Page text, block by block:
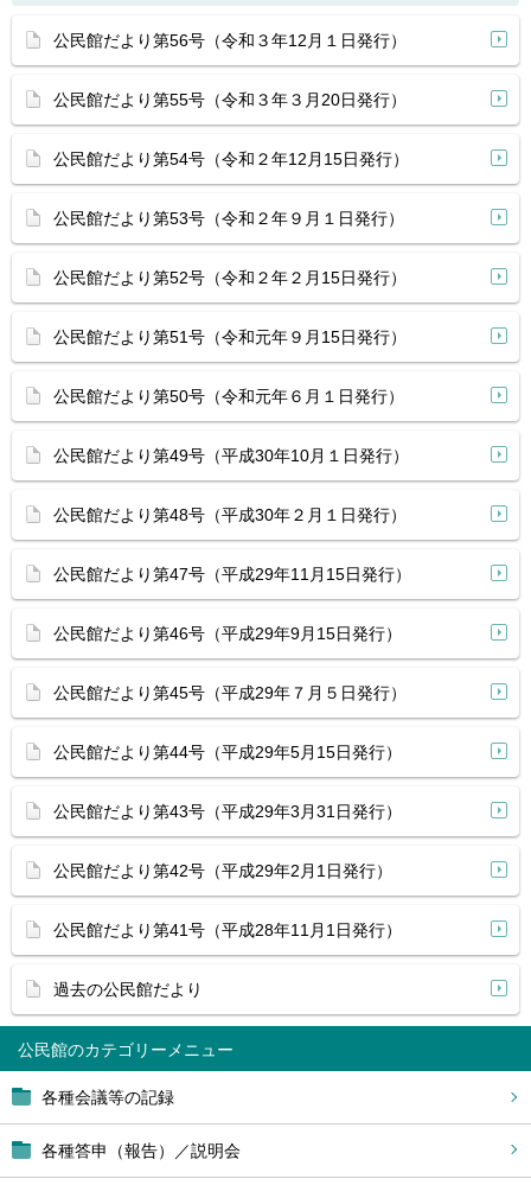
公民館
各種会議等の記録
各種答申（報告）／説明会
公民館だより第56号（令和３年12月１日発行）
公民館だより第55号（令和３年３月20日発行）
公民館だより第54号（令和２年12月15日発行）
公民館だより第53号（令和２年９月１日発行）
公民館だより第52号（令和２年２月15日発行）
公民館だより第51号（令和元年９月15日発行）
公民館だより第50号（令和元年６月１日発行）
公民館だより第49号（平成30年10月１日発行）
公民館だより第48号（平成30年２月１日発行）
公民館だより第47号（平成29年11月15日発行）
公民館だより第46号（平成29年9月15日発行）
公民館だより第45号（平成29年７月５日発行）
公民館だより第44号（平成29年5月15日発行）
公民館だより第43号（平成29年3月31日発行）
公民館だより第42号（平成29年2月1日発行）
公民館だより第41号（平成28年11月1日発行）
過去の公民館だより